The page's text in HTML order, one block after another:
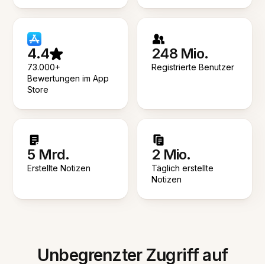
4.4
73.000+
Bewertungen im App
Store
248 Mio.
Registrierte Benutzer
5 Mrd.
Erstellte Notizen
2 Mio.
Täglich erstellte
Notizen
Unbegrenzter Zugriff auf